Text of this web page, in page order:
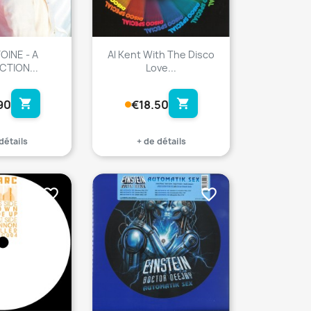
- A
shopping_cart
Al Kent With The Disco
Love...
€18.50 shopping_cart
+ de détails
favorite_border favorite_border